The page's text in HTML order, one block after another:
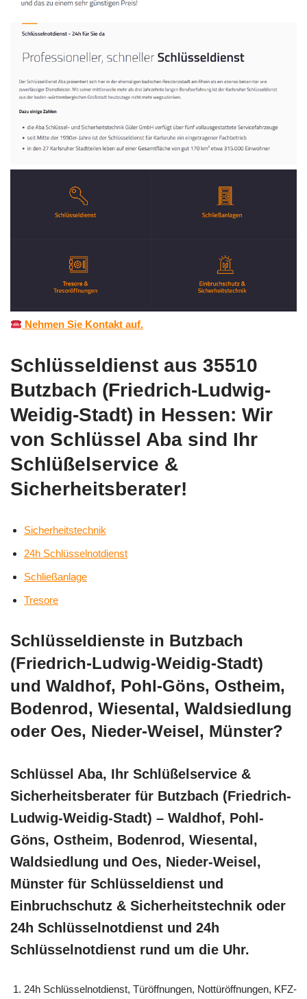
Nehmen Sie Kontakt auf.
Schlüsseldienst aus 35510
Butzbach (Friedrich-Ludwig-
Weidig-Stadt) in Hessen: Wir
von Schlüssel Aba sind Ihr
Schlüßelservice &
Sicherheitsberater!
Sicherheitstechnik
24h Schlüsselnotdienst
Schließanlage
Tresore
Schlüsseldienste in Butzbach
(Friedrich-Ludwig-Weidig-Stadt)
und Waldhof, Pohl-Göns, Ostheim,
Bodenrod, Wiesental, Waldsiedlung
oder Oes, Nieder-Weisel, Münster?
Schlüssel Aba, Ihr Schlüßelservice &
Sicherheitsberater für Butzbach (Friedrich-
Ludwig-Weidig-Stadt) – Waldhof, Pohl-
Göns, Ostheim, Bodenrod, Wiesental,
Waldsiedlung und Oes, Nieder-Weisel,
Münster für Schlüsseldienst und
Einbruchschutz & Sicherheitstechnik oder
24h Schlüsselnotdienst und 24h
Schlüsselnotdienst rund um die Uhr.
24h Schlüsselnotdienst, Türöffnungen, Nottüröffnungen, KFZ-